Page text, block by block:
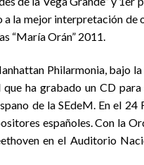
a la mejor interpretación
“María Orán” 2011.
Philarmonia, bajo
ha grabado un CD
de la SEdeM. En el
españoles. Con la
en el Auditorio